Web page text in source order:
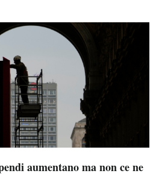
aumentano ma non ce ne